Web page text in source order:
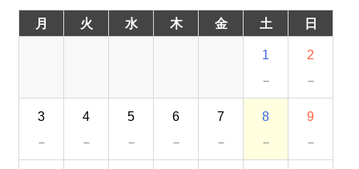
03-6261-3694
（平日：9:00 - 17:00）
月 火 水 木 金 土 日
1
－
2
－
3
－
4
－
5
－
6
－
7
－
8
－
9
－